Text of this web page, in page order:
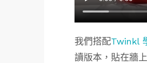
我們搭配Twinkl
讀版本，貼在牆